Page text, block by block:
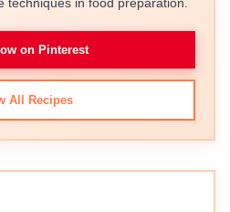
on Pinterest
All Recipes